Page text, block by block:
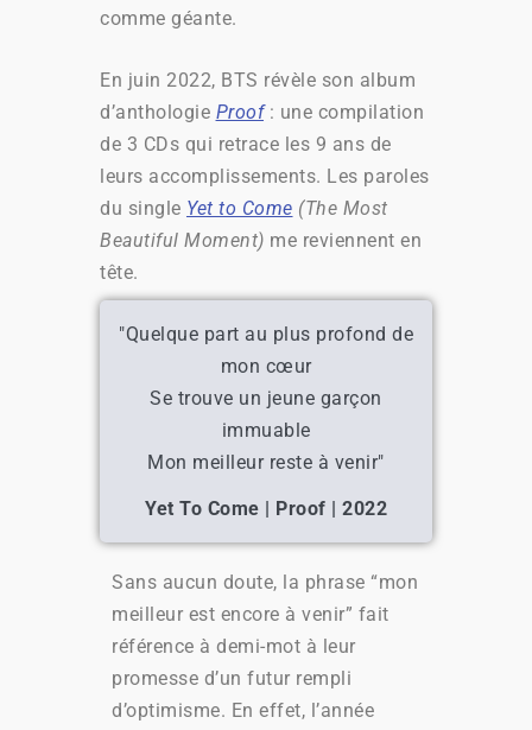
comme géante.
En juin 2022, BTS révèle son album
d’anthologie Proof : une compilation
de 3 CDs qui retrace les 9 ans de
leurs accomplissements. Les paroles
du single Yet to Come (The Most
Beautiful Moment) me reviennent en
tête.
"Quelque part au plus profond de
mon cœur
Se trouve un jeune garçon
immuable
Mon meilleur reste à venir"
Yet To Come | Proof | 2022
Sans aucun doute, la phrase “mon
meilleur est encore à venir” fait
référence à demi-mot à leur
promesse d’un futur rempli
d’optimisme. En effet, l’année